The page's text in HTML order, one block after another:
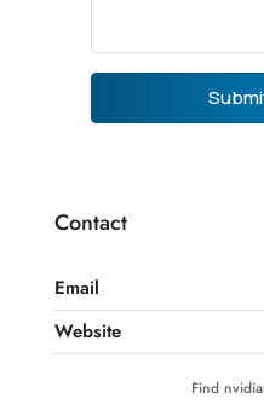
Contact
Email
Website
Find